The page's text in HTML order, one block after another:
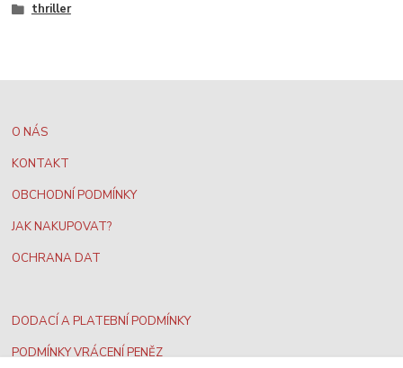
thriller
O NÁS
KONTAKT
OBCHODNÍ PODMÍNKY
JAK NAKUPOVAT?
OCHRANA DAT
DODACÍ A PLATEBNÍ PODMÍNKY
PODMÍNKY VRÁCENÍ PENĚZ